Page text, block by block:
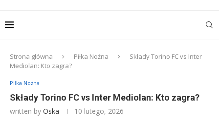
Strona główna Piłka Nożna
Składy Torino FC vs Inter
Mediolan: Kto zagra?
Piłka Nożna
Składy Torino FC vs Inter Mediolan: Kto zagra?
written by Oska 10 lutego, 2026